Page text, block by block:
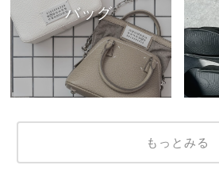
バッグ
もっとみる